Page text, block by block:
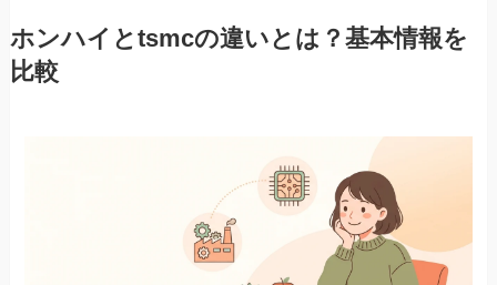
ホンハイとtsmcの違いとは？基本情報を
比較